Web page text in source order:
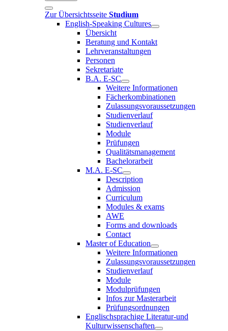
Zur Übersichtsseite Studium
English-Speaking Cultures
Übersicht
Beratung und Kontakt
Lehrveranstaltungen
Personen
Sekretariate
B.A. E-SC
Weitere Informationen
Fächerkombinationen
Zulassungsvoraussetzungen
Studienverlauf
Studienverlauf
Module
Prüfungen
Qualitätsmanagement
Bachelorarbeit
M.A. E-SC
Description
Admission
Curriculum
Modules & exams
AWE
Forms and downloads
Contact
Master of Education
Weitere Informationen
Zulassungsvoraussetzungen
Studienverlauf
Module
Modulprüfungen
Infos zur Masterarbeit
Prüfungsordnungen
Englischsprachige Literatur-und
Kulturwissenschaften